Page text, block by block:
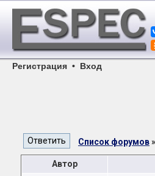
Регистрация • Вход
Список форумов »
Автор